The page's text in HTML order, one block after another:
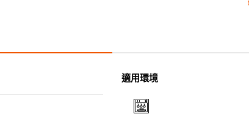
• 耐熱高達250℃，耐冷低至-
• 除矽膠鍋鏟的把手( 木製) 外，
機。
適用環境